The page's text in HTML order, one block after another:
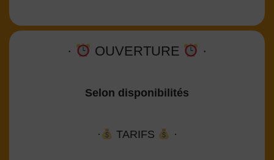
· OUVERTURE ·
Selon disponibilités
· TARIFS ·